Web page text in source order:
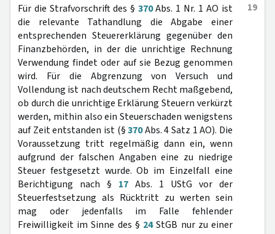
19
Für die Strafvorschrift des § 370Abs. 1 Nr. 1 AO ist
die relevante Tathandlung die Abgabe einer
entsprechenden Steuererklärung gegenüber den
Finanzbehörden, in der die unrichtige Rechnung
Verwendung findet oder auf sie Bezug genommen
wird. Für die Abgrenzung von Versuch und
Vollendung ist nach deutschem Recht maßgebend,
ob durch die unrichtige Erklärung Steuern verkürzt
werden, mithin also ein Steuerschaden wenigstens
auf Zeit entstanden ist (§370Abs. 4 Satz 1 AO). Die
Voraussetzung tritt regelmäßig dann ein, wenn
aufgrund der falschen Angaben eine zu niedrige
Steuer festgesetzt wurde. Ob im Einzelfall eine
Berichtigung nach § 17 Abs. 1 UStG vor der
Steuerfestsetzung als Rücktritt zu werten sein
mag oder jedenfalls im Falle fehlender
Freiwilligkeit im Sinne des § 24StGB nur zu einer